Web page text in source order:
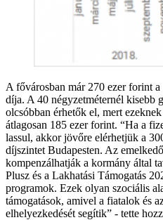
A fővárosban már 270 ezer forint
díja. A 40 négyzetméternél kisebb
olcsóbban érhetők el, mert
átlagosan 185 ezer forint. “Ha a
lassul, akkor jövőre elérhetjük a
díjszintet Budapesten. Az
kompenzálhatják a kormány által
Plusz és a Lakhatási Támogatás
programok. Ezek olyan szociális
támogatások, amivel a fiatalok és
elhelyezkedését segítik” - tette